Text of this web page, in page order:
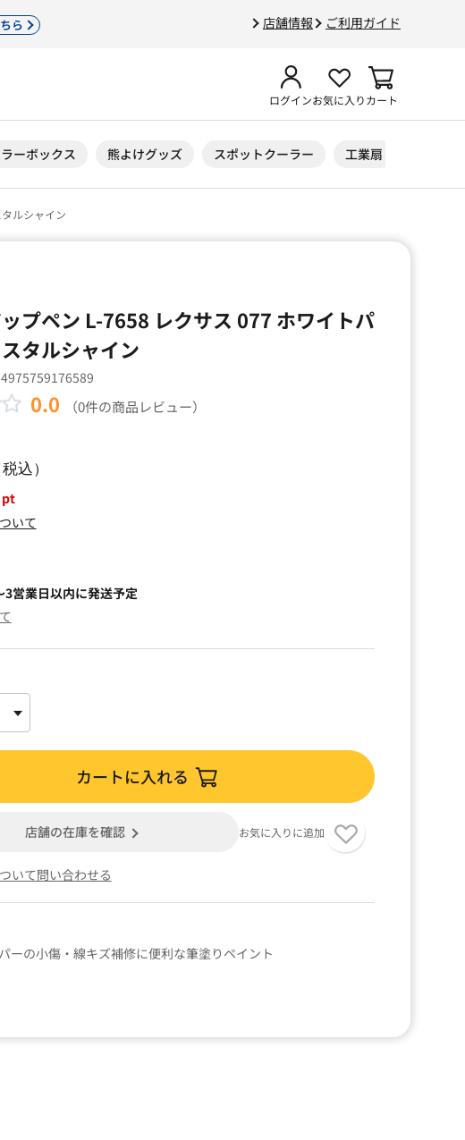
店舗情報 ご利用ガイド
ら
ログインお気に入りカート
ーボックス 熊よけグッズ スポットクーラー 工業扇
ルシャイン
プペン L-7658 レクサス 077 ホワイトパ
タルシャイン
4975759176589
0.0 （0件の商品レビュー）
込）
pt
いて
3営業日以内に発送予定
カートに入れる
店舗の在庫を確認 お気に入りに追加
いて問い合わせる
ーの小傷・線キズ補修に便利な筆塗りペイント